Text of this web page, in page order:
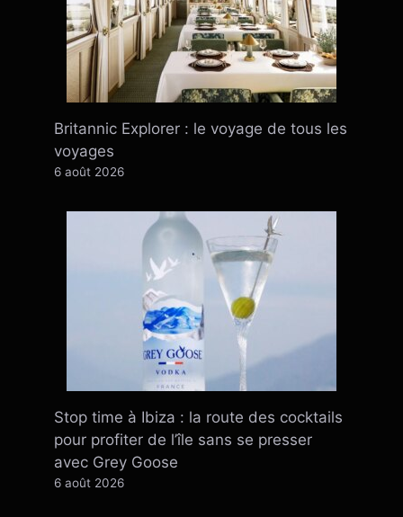
Britannic Explorer : le voyage de tous les
voyages
6 août 2026
Stop time à Ibiza : la route des cocktails
pour profiter de l’île sans se presser
avec Grey Goose
6 août 2026